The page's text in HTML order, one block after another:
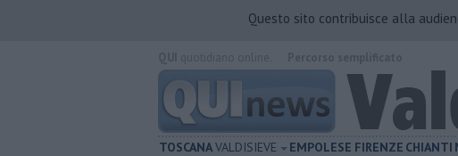
Questo sito contribuisce alla
TOSCANAVALDISIEVE EMPOLESE FIRENZE CHIANTI